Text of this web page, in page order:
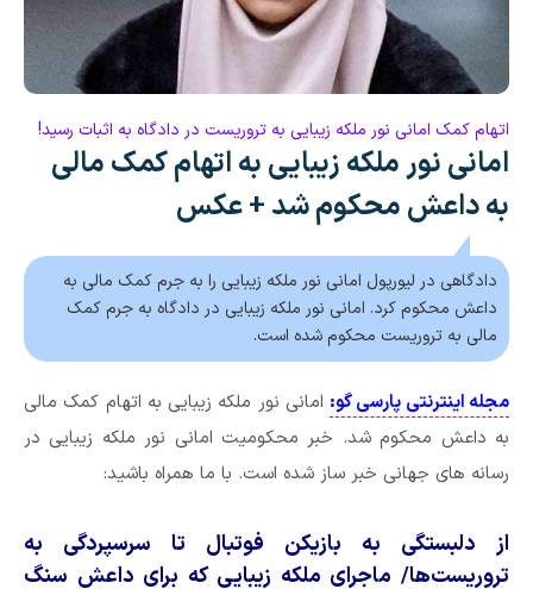
اتهام کمک امانی نور ملکه زیبایی به تروریست در دادگاه به اثبات رسید!
امانی نور ملکه زیبایی به اتهام کمک مالی
به داعش محکوم شد + عکس
دادگاهی در لیورپول امانی نور ملکه زیبایی را به جرم کمک مالی به
داعش محکوم کرد. امانی نور ملکه زیبایی در دادگاه به جرم کمک
مالی به تروریست محکوم شده است.
مجله اینترنتی پارسی گو: امانی نور ملکه زیبایی به اتهام کمک مالی
به داعش محکوم شد. خبر محکومیت امانی نور ملکه زیبایی در
رسانه های جهانی خبر ساز شده است. با ما همراه باشید:
از دلبستگی به بازیکن فوتبال تا سرسپردگی به
تروریست‌ها/ ماجرای ملکه زیبایی که برای داعش سنگ